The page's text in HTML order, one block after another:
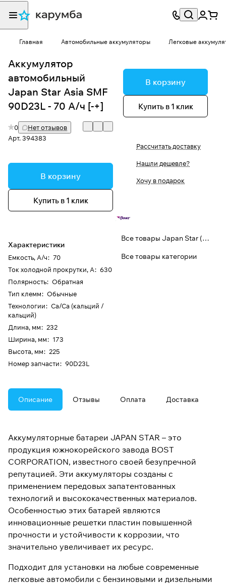
Главная Автомобильные аккумуляторы Легковые
Аккумулятор
автомобильный
Japan Star Asia SMF
90D23L - 70 А/ч [-+]
0
Нет отзывов
Арт.394383
В корзину
Купить в 1 клик
Характеристики
Емкость, А/ч: 70
Ток холодной прокрутки, А: 630
Полярность: Обратная
Тип клемм: Обычные
Технологии: Ca/Ca (кальций /
кальций)
Длина, мм: 232
Ширина, мм: 173
Высота, мм: 225
Номер запчасти: 90D23L
В корзину
Купить в 1 клик
Рассчитать доставку
Нашли дешевле?
Хочу в подарок
Все товары Japan Star (Bost)
Все товары категории
Описание Отзывы Оплата Доставка
Аккумуляторные батареи JAPAN STAR – это
продукция южнокорейского завода BOST
CORPORATION, известного своей безупречной
репутацией. Эти аккумуляторы созданы с
применением передовых запатентованных
технологий и высококачественных материалов.
Особенностью этих батарей являются
инновационные решетки пластин повышенной
прочности и устойчивости к коррозии, что
значительно увеличивает их ресурс.
Подходит для установки на любые современные
легковые автомобили с бензиновыми и дизельными